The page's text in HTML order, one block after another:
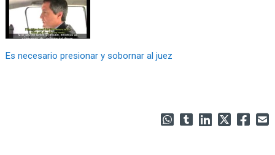
Es necesario presionar y sobornar al juez